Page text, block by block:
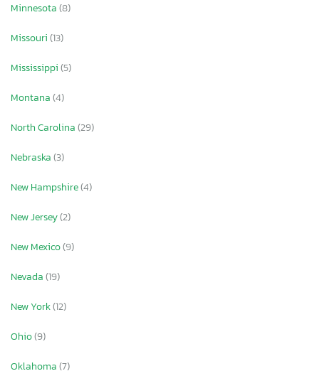
Minnesota(8)
Missouri(13)
Mississippi(5)
Montana(4)
North Carolina(29)
Nebraska(3)
New Hampshire(4)
New Jersey(2)
New Mexico(9)
Nevada(19)
New York(12)
Ohio(9)
Oklahoma(7)